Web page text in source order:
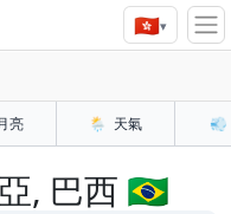
🇭🇰▾
亮 🌦️ 天氣 💨
, 巴西 🇧🇷